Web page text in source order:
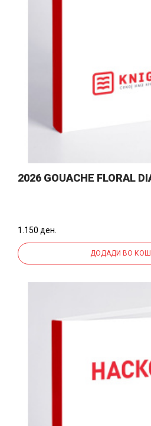
2026 GOUACHE FLORAL
1.150 ден.
ДОДАДИ ВО